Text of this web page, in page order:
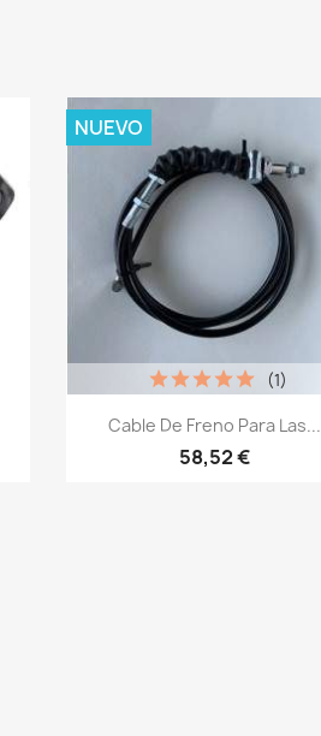
Vista rápida
Cable De Freno Para Las...
58,52 €
(1)
NUEVO